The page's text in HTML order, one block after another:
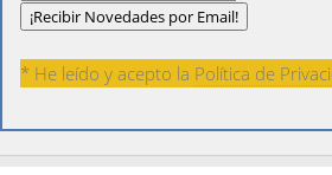
* He leído y acepto la Política de